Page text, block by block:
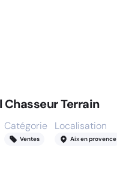
Terrain
Catégorie
Ventes
Localisation
Aix en provence